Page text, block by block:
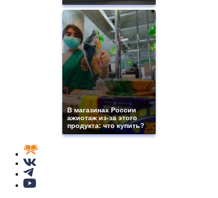
В магазинах России
ажиотаж из-за этого
продукта: что купить?